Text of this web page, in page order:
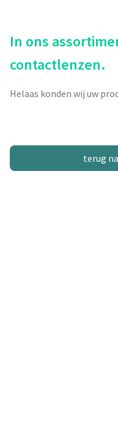
In ons
contactlenzen.
Helaas konden wij uw
terug